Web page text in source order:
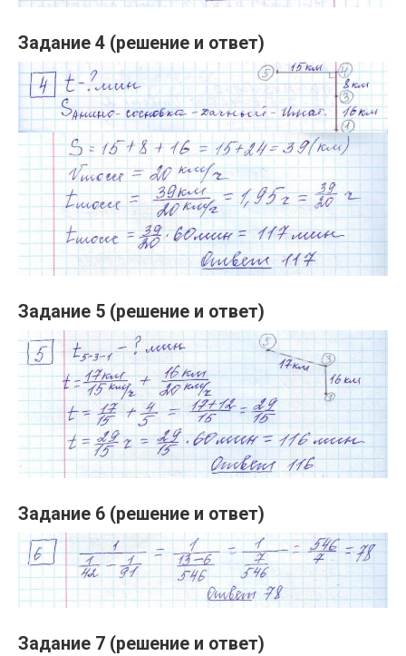
Задание 4 (решение и ответ)
Задание 5 (решение и ответ)
Задание 6 (решение и ответ)
Задание 7 (решение и ответ)